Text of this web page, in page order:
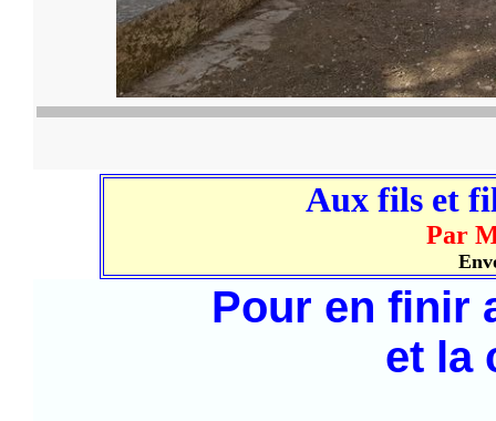
Aux fils et
Par
Pour en finir
et la